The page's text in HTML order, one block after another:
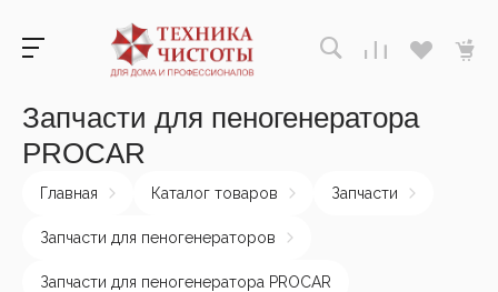
Запчасти для пеногенератора
PROCAR
Главная Каталог товаров Запчасти
Запчасти для пеногенераторов
Запчасти для пеногенератора PROCAR